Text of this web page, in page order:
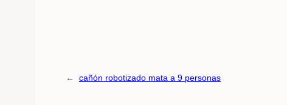
← cañón robotizado mata a 9 personas